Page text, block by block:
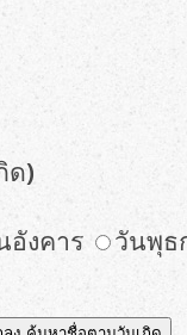
ด)
อังคาร วันพุธ